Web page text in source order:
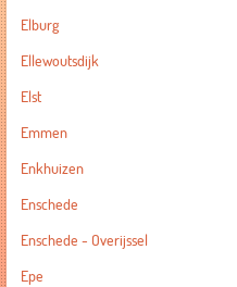
Elburg
Ellewoutsdijk
Elst
Emmen
Enkhuizen
Enschede
Enschede - Overijssel
Epe